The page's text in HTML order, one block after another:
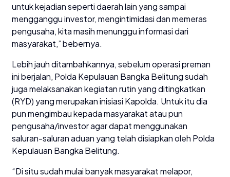
untuk kejadian seperti daerah lain yang sampai
mengganggu investor, mengintimidasi dan memeras
pengusaha, kita masih menunggu informasi dari
masyarakat,” bebernya.
Lebih jauh ditambahkannya, sebelum operasi preman
ini berjalan, Polda Kepulauan Bangka Belitung sudah
juga melaksanakan kegiatan rutin yang ditingkatkan
(RYD) yang merupakan inisiasi Kapolda. Untuk itu dia
pun mengimbau kepada masyarakat atau pun
pengusaha/investor agar dapat menggunakan
saluran-saluran aduan yang telah disiapkan oleh Polda
Kepulauan Bangka Belitung.
“Di situ sudah mulai banyak masyarakat melapor,